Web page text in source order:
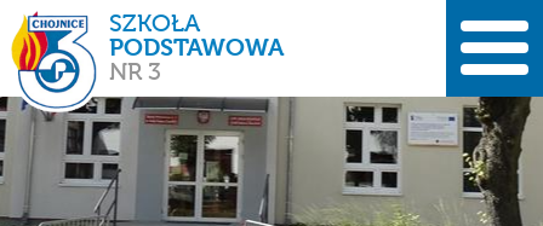
SZKOŁA
PODSTAWOWA
NR 3